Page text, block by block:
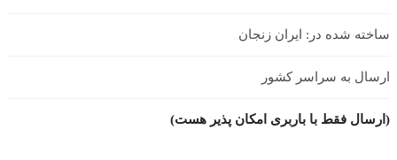
ساخته شده در: ایران زنجان
ارسال به سراسر کشور
(ارسال فقط با باربری امکان پذیر هست)